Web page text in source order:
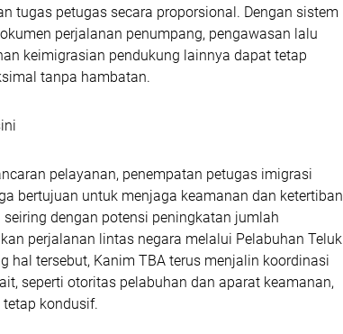
tugas petugas secara proporsional. Dengan sistem
perjalanan penumpang, pengawasan lalu
keimigrasian pendukung lainnya dapat tetap
tanpa hambatan.
pelayanan, penempatan petugas imigrasi
bertujuan untuk menjaga keamanan dan ketertiban
dengan potensi peningkatan jumlah
perjalanan lintas negara melalui Pelabuhan Teluk
hal tersebut, Kanim TBA terus menjalin koordinasi
seperti otoritas pelabuhan dan aparat keamanan,
kondusif.